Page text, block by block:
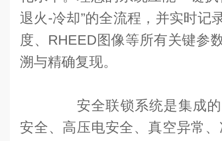
退火-冷却”的全流程，并实时记
度、RHEED图像等所有关键参
溯与精确复现。
安全联锁系统是集成的
安全、高压电安全、真空异常